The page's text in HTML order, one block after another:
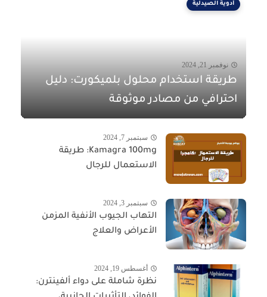
أدوية الصيدلية
نوفمبر 21, 2024
طريقة استخدام محلول بلميكورت: دليل
احترافي من مصادر موثوقة
سبتمبر 7, 2024
Kamagra 100mg: طريقة
الاستعمال للرجال
سبتمبر 3, 2024
التهاب الجيوب الأنفية المزمن
الأعراض والعلاج
أغسطس 19, 2024
نظرة شاملة على دواء ألفينترن: